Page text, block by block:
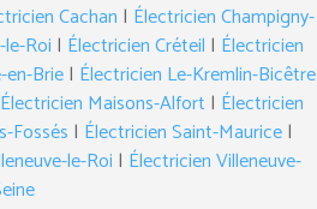
Cachan | Électricien Champigny-
Roi | Électricien Créteil | Électricien
Brie| Électricien Le-Kremlin-Bicêtre
Électricien Maisons-Alfort | Électricien
Fossés | Électricien Saint-Maurice|
le-Roi | Électricien Villeneuve-